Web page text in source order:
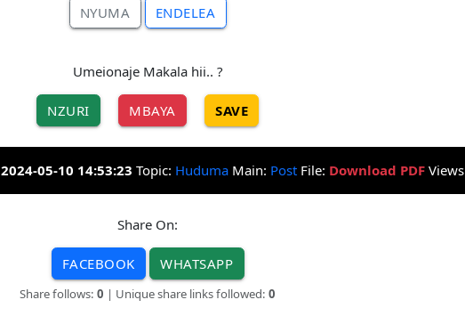
NYUMA ENDELEA
Umeionaje Makala hii.. ?
NZURI MBAYA SAVE
2024-05-10 14:53:23 Topic: HudumaMain: PostFile: Download PDFViews
Share On:
FACEBOOK WHATSAPP
Share follows: 0 | Unique share links followed: 0